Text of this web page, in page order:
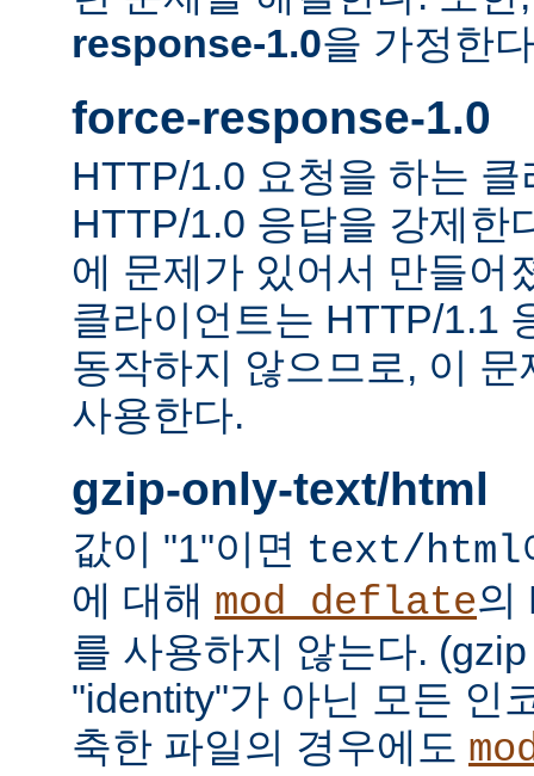
response-1.0을 가정한
force-response-1.0
HTTP/1.0 요청을 하는
HTTP/1.0 응답을 강제한
에 문제가 있어서 만들어
클라이언트는 HTTP/1.1
동작하지 않으므로, 이
사용한다.
gzip-only-text/html
값이 "1"이면 text/html
에 대해 mod_deflate의
를 사용하지 않는다.
"identity"가 아닌 모든 인
축한 파일의 경우에도